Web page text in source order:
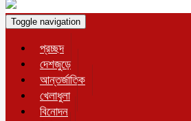
Toggle navigation
প্রচ্ছদ
দেশজুড়ে
আন্তর্জাতিক
খেলাধুলা
বিনোদন